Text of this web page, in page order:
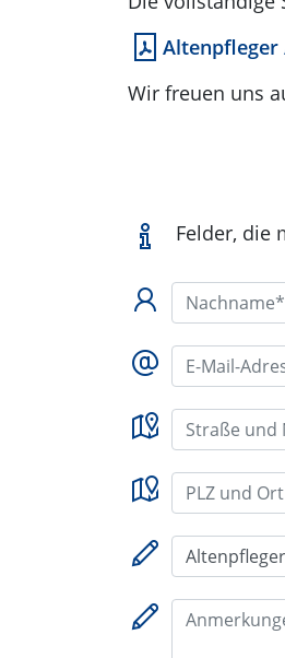
Wir freuen uns
Felder, die
E-
PLZ